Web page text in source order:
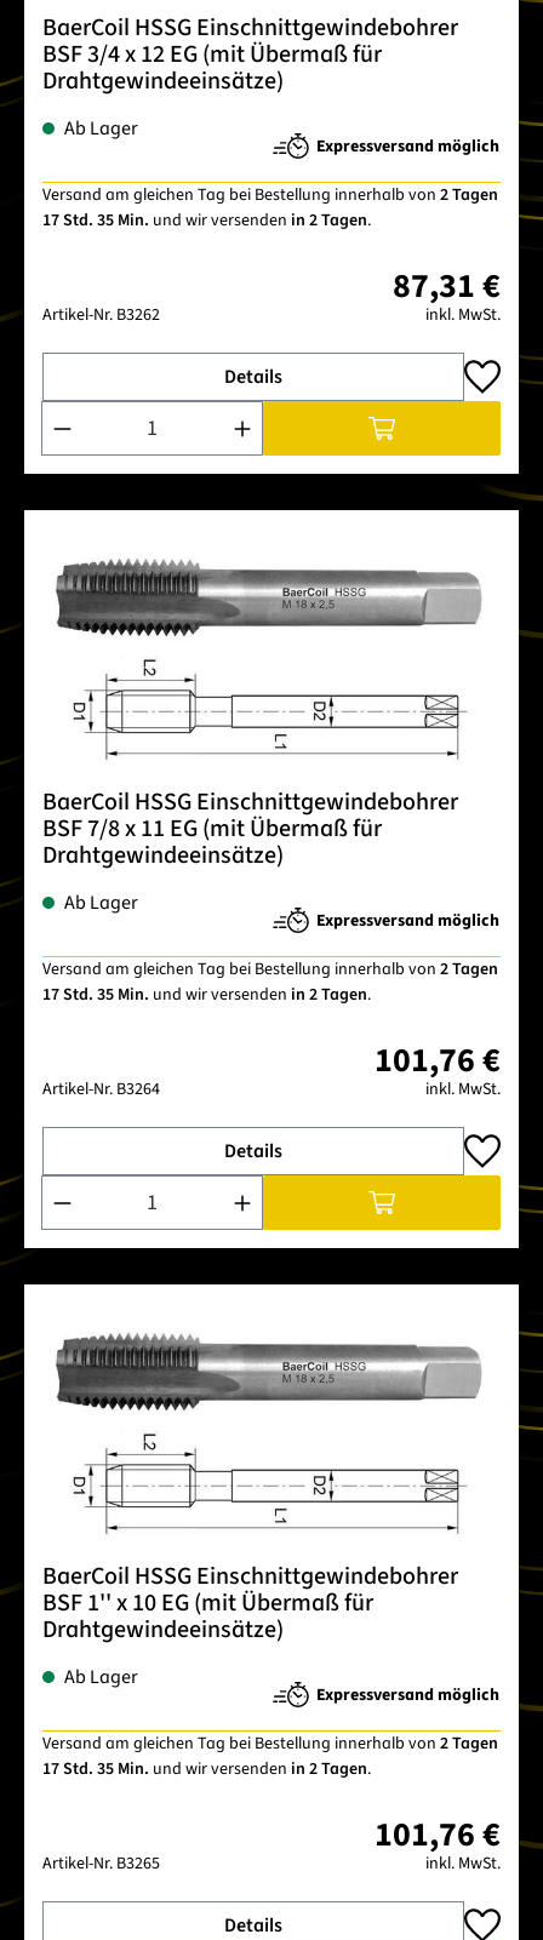
BaerCoil HSSG Einschnittgewindebohrer
BSF 3/4 x 12 EG (mit Übermaß für
Drahtgewindeeinsätze)
Ab Lager
Expressversand möglich
Versand am gleichen Tag bei Bestellung innerhalb von 2 Tagen
17 Std. 35 Min. und wir versenden in 2 Tagen.
Artikel-Nr. B3262
87,31 €
inkl. MwSt.
Details
Produkt Anzahl: Gib den gewünschten Wert ein oder
BaerCoil HSSG Einschnittgewindebohrer
BSF 7/8 x 11 EG (mit Übermaß für
Drahtgewindeeinsätze)
Ab Lager
Expressversand möglich
Versand am gleichen Tag bei Bestellung innerhalb von 2 Tagen
17 Std. 35 Min. und wir versenden in 2 Tagen.
Artikel-Nr. B3264
101,76 €
inkl. MwSt.
Details
Produkt Anzahl: Gib den gewünschten Wert ein oder
BaerCoil HSSG Einschnittgewindebohrer
BSF 1'' x 10 EG (mit Übermaß für
Drahtgewindeeinsätze)
Ab Lager
Expressversand möglich
Versand am gleichen Tag bei Bestellung innerhalb von 2 Tagen
17 Std. 35 Min. und wir versenden in 2 Tagen.
Artikel-Nr. B3265
101,76 €
inkl. MwSt.
Details